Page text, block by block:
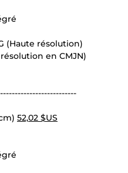
(Haute résolution)
en CMJN)
52,02 $US